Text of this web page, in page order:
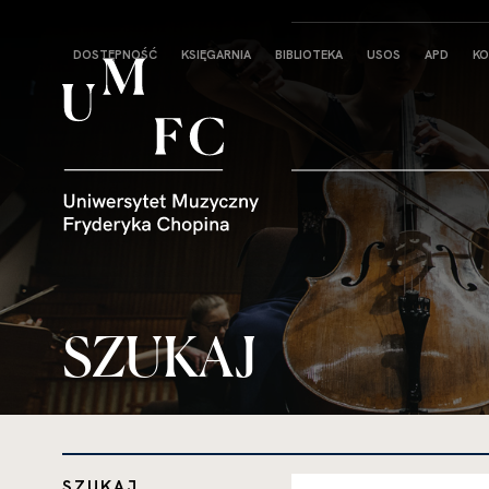
Strona
główna
DOSTĘPNOŚĆ KSIĘGARNIA BIBLIOTEKA USOS APD
SZUKAJ